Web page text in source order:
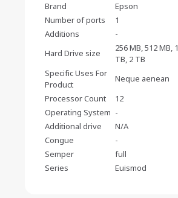
Brand
Epson
Number of ports
1
Additions
-
Hard Drive size
256 MB, 512 MB, 1
TB, 2 TB
Specific Uses For
Product
Neque aenean
Processor Count
12
Operating System -
Additional drive
N/A
Congue
-
Semper
full
Series
Euismod